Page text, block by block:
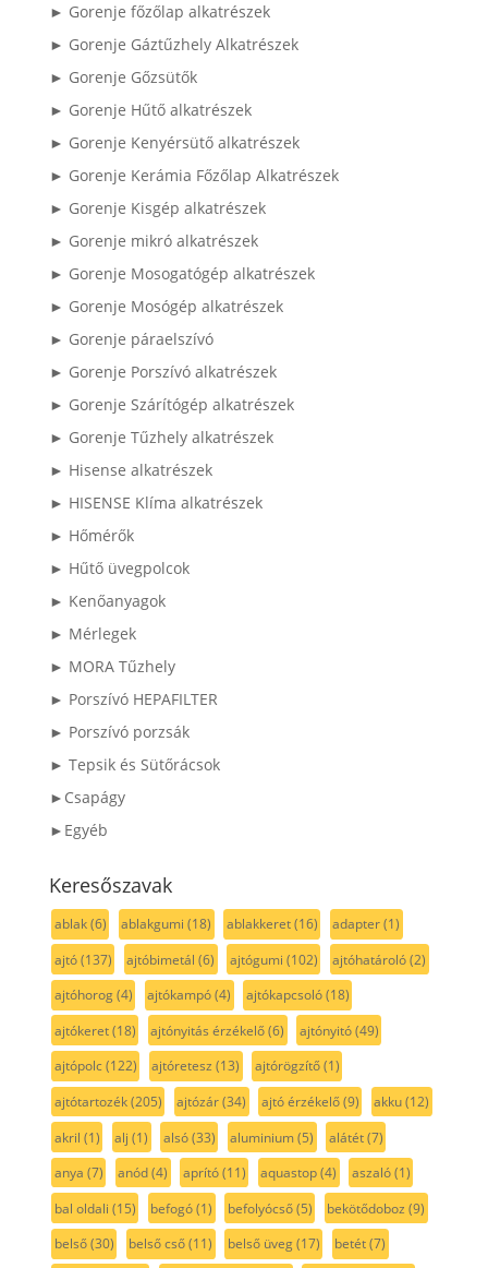
► Gorenje főzőlap alkatrészek
► Gorenje Gáztűzhely Alkatrészek
► Gorenje Gőzsütők
► Gorenje Hűtő alkatrészek
► Gorenje Kenyérsütő alkatrészek
► Gorenje Kerámia Főzőlap Alkatrészek
► Gorenje Kisgép alkatrészek
► Gorenje mikró alkatrészek
► Gorenje Mosogatógép alkatrészek
► Gorenje Mosógép alkatrészek
► Gorenje páraelszívó
► Gorenje Porszívó alkatrészek
► Gorenje Szárítógép alkatrészek
► Gorenje Tűzhely alkatrészek
► Hisense alkatrészek
► HISENSE Klíma alkatrészek
► Hőmérők
► Hűtő üvegpolcok
► Kenőanyagok
► Mérlegek
► MORA Tűzhely
► Porszívó HEPAFILTER
► Porszívó porzsák
► Tepsik és Sütőrácsok
►Csapágy
►Egyéb
Keresőszavak
ablak(6) ablakgumi (18) ablakkeret(16) adapter(1)
ajtó(137) ajtóbimetál (6) ajtógumi (102) ajtóhatároló(2)
ajtóhorog(4) ajtókampó(4) ajtókapcsoló(18)
ajtókeret(18) ajtónyitás érzékelő(6) ajtónyitó(49)
ajtópolc(122) ajtóretesz (13) ajtórögzítő(1)
ajtótartozék(205) ajtózár(34) ajtó érzékelő(9) akku(12)
akril (1) alj (1) alsó(33) aluminium(5) alátét(7)
anya (7) anód(4) aprító(11) aquastop(4) aszaló(1)
bal oldali (15) befogó(1) befolyócső(5) bekötődoboz (9)
belső(30) belső cső(11) belső üveg(17) betét(7)